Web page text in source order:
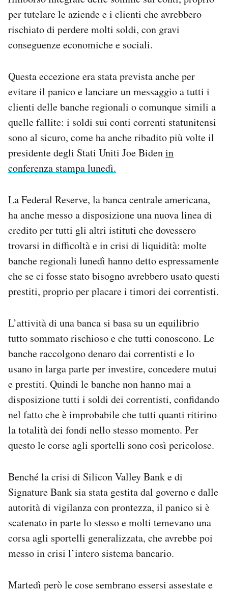
per tutelare le aziende e i clienti che avrebbero
rischiato di perdere molti soldi, con gravi
conseguenze economiche e sociali.
Questa eccezione era stata prevista anche per
evitare il panico e lanciare un messaggio a tutti i
clienti delle banche regionali o comunque simili a
quelle fallite: i soldi sui conti correnti statunitensi
sono al sicuro, come ha anche ribadito più volte il
presidente degli Stati Uniti Joe Bidenin
conferenza stampa lunedì.
La Federal Reserve, la banca centrale americana,
ha anche messo a disposizione una nuova linea di
credito per tutti gli altri istituti che dovessero
trovarsi in difficoltà e in crisi di liquidità: molte
banche regionali lunedì hanno detto espressamente
che se ci fosse stato bisogno avrebbero usato questi
prestiti, proprio per placare i timori dei correntisti.
L’attività di una banca si basa su un equilibrio
tutto sommato rischioso e che tutti conoscono. Le
banche raccolgono denaro dai correntisti e lo
usano in larga parte per investire, concedere mutui
e prestiti. Quindi le banche non hanno mai a
disposizione tutti i soldi dei correntisti, confidando
nel fatto che è improbabile che tutti quanti ritirino
la totalità dei fondi nello stesso momento. Per
questo le corse agli sportelli sono così pericolose.
Benché la crisi di Silicon Valley Bank e di
Signature Bank sia stata gestita dal governo e dalle
autorità di vigilanza con prontezza, il panico si è
scatenato in parte lo stesso e molti temevano una
corsa agli sportelli generalizzata, che avrebbe poi
messo in crisi l’intero sistema bancario.
Martedì però le cose sembrano essersi assestate e